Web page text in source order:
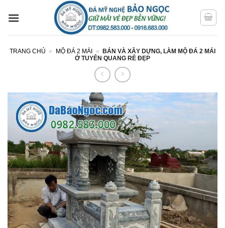
qua
TRANG CHỦ » MỘ ĐÁ 2 MÁI »
BÁN VÀ XÂY DỰNG, LÀM MỘ ĐÁ 2 MÁI
Ở TUYÊN QUANG RẺ ĐẸP